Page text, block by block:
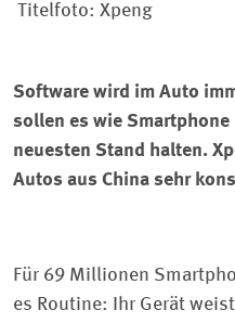
Titelfoto: Xpeng
Software wird im Auto
sollen es wie
neuesten Stand halten.
Autos aus China sehr
Für 69 Millionen
es Routine: Ihr Gerät